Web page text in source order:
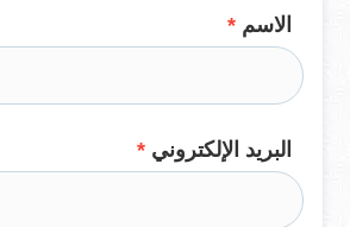
الاسم *
البريد الإلكتروني *